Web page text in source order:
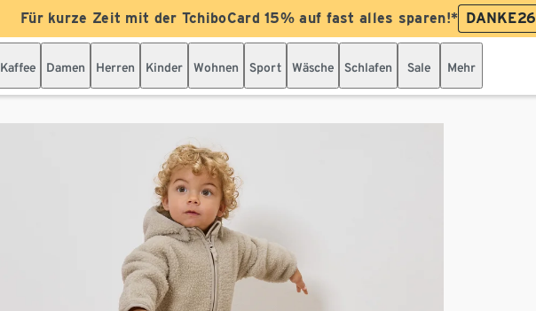
Für kurze Zeit mit der TchiboCard 15% auf fast alles sparen!* DANKE26
Kaffee Damen Herren Kinder Wohnen Sport Wäsche Schlafen Sale Mehr